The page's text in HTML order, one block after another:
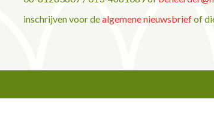
inschrijven voor dealgemene nieuwsbriefof